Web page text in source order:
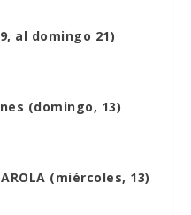
al domingo 21)
(domingo, 13)
(miércoles, 13)